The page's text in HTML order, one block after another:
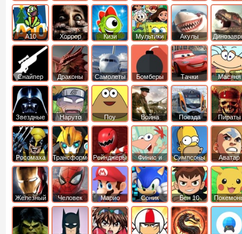
бойцы
нетворк
А10 Хоррор Кизи Мультики Акулы
Снайпер Драконы Самолеты Бомберы Тачки Масяня
Звездные
войны
Наруто Поу Война Поезда
Пираты
Моря
Росомаха ТрансформерыРейнджеры
Самураи
Финис и
Ферб
Симпсоны
Аватар
легенда
Аанге
Железный
человек
Человек
Паук
Марио Соник Бен 10